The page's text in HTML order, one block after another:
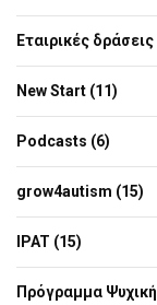
Εταιρικές
New Start (11)
Podcasts (6)
grow4autism (15)
IPAT (15)
Πρόγραμμα